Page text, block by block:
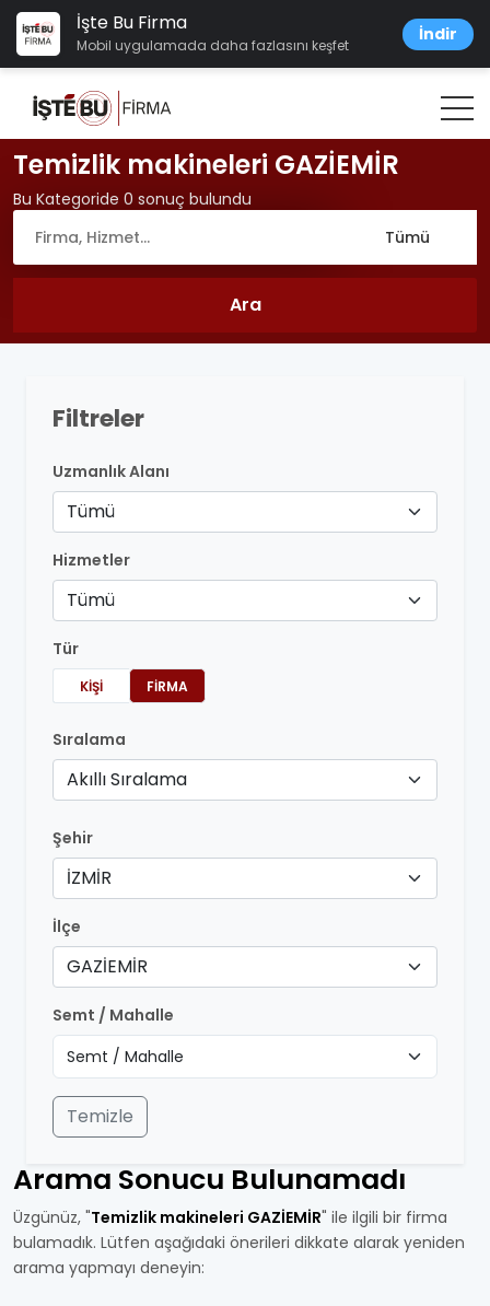
İşte Bu Firma
Mobil uygulamada daha fazlasını keşfet
İndir
Temizlik makineleri GAZİEMİR
Bu Kategoride 0 sonuç bulundu
Filtreler
Uzmanlık Alanı
Tümü
Hizmetler
Tümü
Tür
KIŞI FIRMA
Sıralama
Akıllı Sıralama
Şehir
İZMİR
İlçe
GAZİEMİR
Semt / Mahalle
Temizle
Arama Sonucu Bulunamadı
Üzgünüz, "Temizlik makineleri GAZİEMİR" ile ilgili bir firma
bulamadık. Lütfen aşağıdaki önerileri dikkate alarak yeniden
arama yapmayı deneyin: